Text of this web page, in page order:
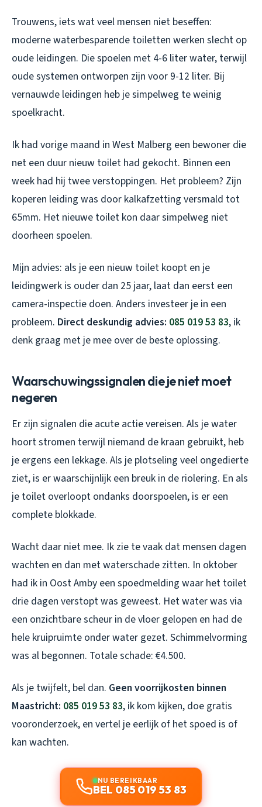
Trouwens, iets wat veel mensen niet beseffen:
moderne waterbesparende toiletten werken slecht op
oude leidingen. Die spoelen met 4-6 liter water, terwijl
oude systemen ontworpen zijn voor 9-12 liter. Bij
vernauwde leidingen heb je simpelweg te weinig
spoelkracht.
Ik had vorige maand in West Malberg een bewoner die
net een duur nieuw toilet had gekocht. Binnen een
week had hij twee verstoppingen. Het probleem? Zijn
koperen leiding was door kalkafzetting versmald tot
65mm. Het nieuwe toilet kon daar simpelweg niet
doorheen spoelen.
Mijn advies: als je een nieuw toilet koopt en je
leidingwerk is ouder dan 25 jaar, laat dan eerst een
camera-inspectie doen. Anders investeer je in een
probleem. Direct deskundig advies: 085 019 53 83, ik
denk graag met je mee over de beste oplossing.
Waarschuwingssignalen die je niet moet
negeren
Er zijn signalen die acute actie vereisen. Als je water
hoort stromen terwijl niemand de kraan gebruikt, heb
je ergens een lekkage. Als je plotseling veel ongedierte
ziet, is er waarschijnlijk een breuk in de riolering. En als
je toilet overloopt ondanks doorspoelen, is er een
complete blokkade.
Wacht daar niet mee. Ik zie te vaak dat mensen dagen
wachten en dan met waterschade zitten. In oktober
had ik in Oost Amby een spoedmelding waar het toilet
drie dagen verstopt was geweest. Het water was via
een onzichtbare scheur in de vloer gelopen en had de
hele kruipruimte onder water gezet. Schimmelvorming
was al begonnen. Totale schade: €4.500.
Als je twijfelt, bel dan. Geen voorrijkosten binnen
Maastricht: 085 019 53 83, ik kom kijken, doe gratis
vooronderzoek, en vertel je eerlijk of het spoed is of
kan wachten.
NU BEREIKBAAR
BEL 085 019 53 83